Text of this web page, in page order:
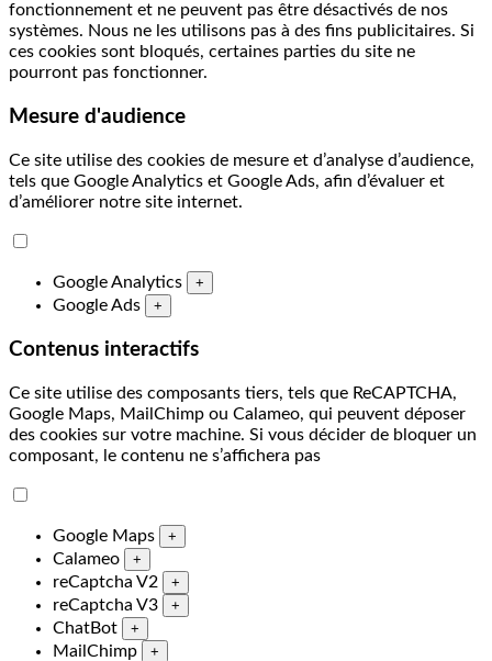
fonctionnement et ne peuvent pas être désactivés de nos
systèmes. Nous ne les utilisons pas à des fins publicitaires. Si
ces cookies sont bloqués, certaines parties du site ne
pourront pas fonctionner.
Mesure d'audience
Ce site utilise des cookies de mesure et d’analyse d’audience,
tels que Google Analytics et Google Ads, afin d’évaluer et
d’améliorer notre site internet.
Google Analytics +
Google Ads +
Contenus interactifs
Ce site utilise des composants tiers, tels que ReCAPTCHA,
Google Maps, MailChimp ou Calameo, qui peuvent déposer
des cookies sur votre machine. Si vous décider de bloquer un
composant, le contenu ne s’affichera pas
Google Maps +
Calameo +
reCaptcha V2 +
reCaptcha V3 +
ChatBot +
MailChimp +